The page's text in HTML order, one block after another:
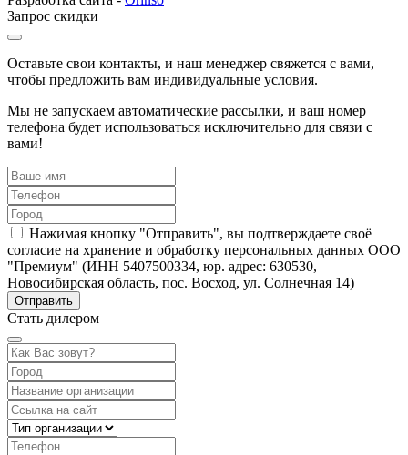
Запрос скидки
Оставьте свои контакты, и наш менеджер свяжется с вами,
чтобы предложить вам индивидуальные условия.
Мы не запускаем автоматические рассылки, и ваш номер
телефона будет использоваться исключительно для связи с
вами!
Нажимая кнопку "Отправить", вы подтверждаете своё
согласие на хранение и обработку персональных данных ООО
"Премиум" (ИНН 5407500334, юр. адрес: 630530,
Новосибирская область, пос. Восход, ул. Солнечная 14)
Стать дилером